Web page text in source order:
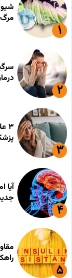
مرگ
۳
آیا